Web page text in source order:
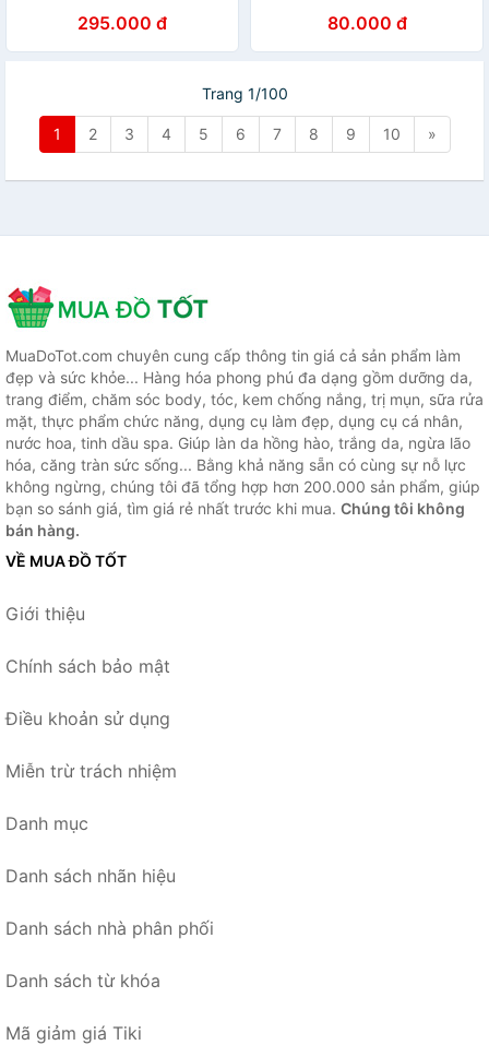
295.000 đ 80.000 đ
Trang 1/100
1 2 3 4 5 6 7 8 9 10 »
MuaDoTot.com chuyên cung cấp thông tin giá cả sản phẩm làm
đẹp và sức khỏe... Hàng hóa phong phú đa dạng gồm dưỡng da,
trang điểm, chăm sóc body, tóc, kem chống nắng, trị mụn, sữa rửa
mặt, thực phẩm chức năng, dụng cụ làm đẹp, dụng cụ cá nhân,
nước hoa, tinh dầu spa. Giúp làn da hồng hào, trắng da, ngừa lão
hóa, căng tràn sức sống... Bằng khả năng sẵn có cùng sự nỗ lực
không ngừng, chúng tôi đã tổng hợp hơn 200.000 sản phẩm, giúp
bạn so sánh giá, tìm giá rẻ nhất trước khi mua. Chúng tôi không
bán hàng.
VỀ MUA ĐỒ TỐT
Giới thiệu
Chính sách bảo mật
Điều khoản sử dụng
Miễn trừ trách nhiệm
Danh mục
Danh sách nhãn hiệu
Danh sách nhà phân phối
Danh sách từ khóa
Mã giảm giá Tiki